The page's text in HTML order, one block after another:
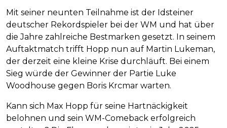
Mit seiner neunten Teilnahme ist der Idsteiner
deutscher Rekordspieler bei der WM und hat über
die Jahre zahlreiche Bestmarken gesetzt. In seinem
Auftaktmatch trifft Hopp nun auf Martin Lukeman,
der derzeit eine kleine Krise durchläuft. Bei einem
Sieg würde der Gewinner der Partie Luke
Woodhouse gegen Boris Krcmar warten.
Kann sich Max Hopp für seine Hartnäckigkeit
belohnen und sein WM-Comeback erfolgreich